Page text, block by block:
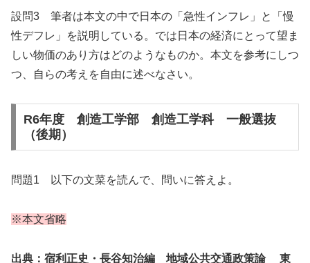
設問3 筆者は本文の中で日本の「急性インフレ」と「慢
性デフレ」を説明している。では日本の経済にとって望ま
しい物価のあり方はどのようなものか。本文を参考にしつ
つ、自らの考えを自由に述べなさい。
R6年度 創造工学部 創造工学科 一般選抜
（後期）
問題1 以下の文菜を読んで、問いに答えよ。
※本文省略
出典：宿利正史・長谷知治編 地域公共交通政策論 東